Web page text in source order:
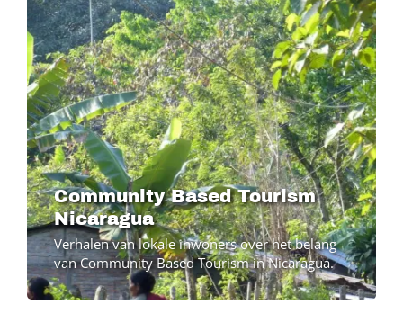
Community Based Tourism
Nicaragua
Verhalen van lokale inwoners over het belang
van Community Based Tourism in Nicaragua.